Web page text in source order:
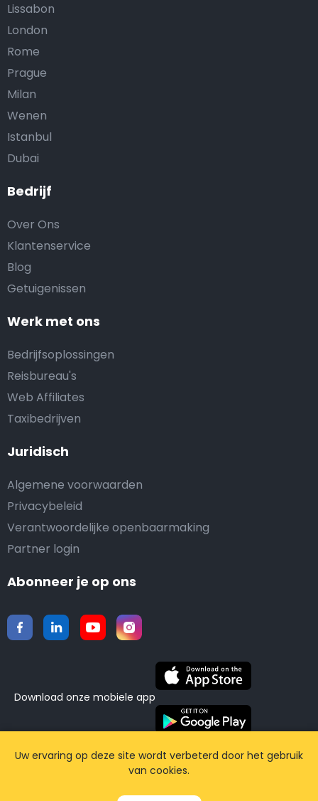
Bedrijf
Over Ons
Klantenservice
Blog
Getuigenissen
Werk met ons
Bedrijfsoplossingen
Reisbureau's
Web Affiliates
Taxibedrijven
Juridisch
Algemene voorwaarden
Privacybeleid
Verantwoordelijke openbaarmaking
Partner login
Lissabon
London
Rome
Prague
Milan
Wenen
Istanbul
Dubai
Abonneer je op ons
Download onze mobiele app
©2015-2026 Airporttaxis.com.Alle rechten
voorbehouden | Powered byCodiCo.io
Uw ervaring op deze site wordt verbeterd door het gebruik
van cookies.